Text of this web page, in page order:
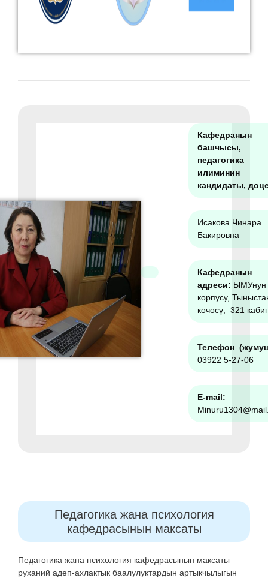
Кафедранын
башчысы,
педагогика
илиминин
кандидаты,
Исакова Чинара
Бакировна
Кафедранын
адреси: ЫМУнун
корпусу,
көчөсү, 321
Телефон
03922 5-27-06
E-mail:
Педагогика жана психология
кафедрасынын максаты
Педагогика жана психология кафедрасынын максаты –
руханий адеп-ахлактык баалулуктардын артыкчылыгын